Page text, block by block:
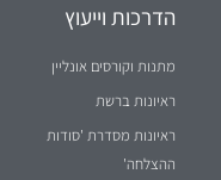
הדרכות וייעוץ
מתנות וקורסים אונליין
ראיונות ברשת
ראיונות מסדרת 'סודות
ההצלחה'